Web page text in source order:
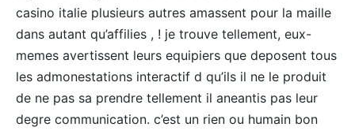
casino italie plusieurs autres amassent pour la maille
dans autant qu’affilies , ! je trouve tellement, eux-
memes avertissent leurs equipiers que deposent tous
les admonestations interactif d qu’ils il ne le produit
de ne pas sa prendre tellement il aneantis pas leur
degre communication. c’est un rien ou humain bon